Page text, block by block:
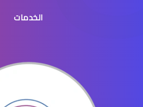
عيون الاطفال الخدجالخدمات